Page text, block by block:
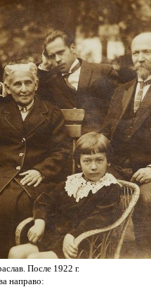
После 1922 г.
направо: